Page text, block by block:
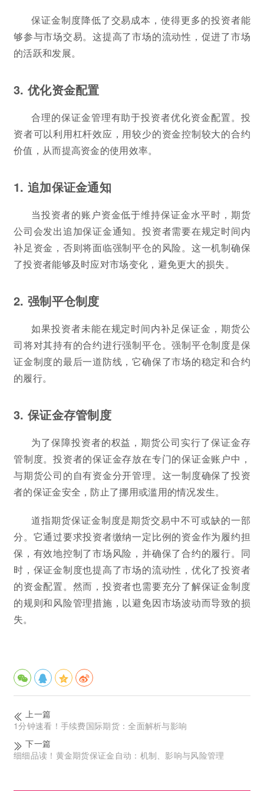
保证金制度降低了交易成本，使得更多的投资者能
够参与市场交易。这提高了市场的流动性，促进了市场
的活跃和发展。
3. 优化资金配置
合理的保证金管理有助于投资者优化资金配置。投
资者可以利用杠杆效应，用较少的资金控制较大的合约
价值，从而提高资金的使用效率。
1. 追加保证金通知
当投资者的账户资金低于维持保证金水平时，期货
公司会发出追加保证金通知。投资者需要在规定时间内
补足资金，否则将面临强制平仓的风险。这一机制确保
了投资者能够及时应对市场变化，避免更大的损失。
2. 强制平仓制度
如果投资者未能在规定时间内补足保证金，期货公
司将对其持有的合约进行强制平仓。强制平仓制度是保
证金制度的最后一道防线，它确保了市场的稳定和合约
的履行。
3. 保证金存管制度
为了保障投资者的权益，期货公司实行了保证金存
管制度。投资者的保证金存放在专门的保证金账户中，
与期货公司的自有资金分开管理。这一制度确保了投资
者的保证金安全，防止了挪用或滥用的情况发生。
道指期货保证金制度是期货交易中不可或缺的一部
分。它通过要求投资者缴纳一定比例的资金作为履约担
保，有效地控制了市场风险，并确保了合约的履行。同
时，保证金制度也提高了市场的流动性，优化了投资者
的资金配置。然而，投资者也需要充分了解保证金制度
的规则和风险管理措施，以避免因市场波动而导致的损
失。
上一篇
1分钟速看！手续费国际期货：全面解析与影响
下一篇
细细品读！黄金期货保证金自动：机制、影响与风险管理